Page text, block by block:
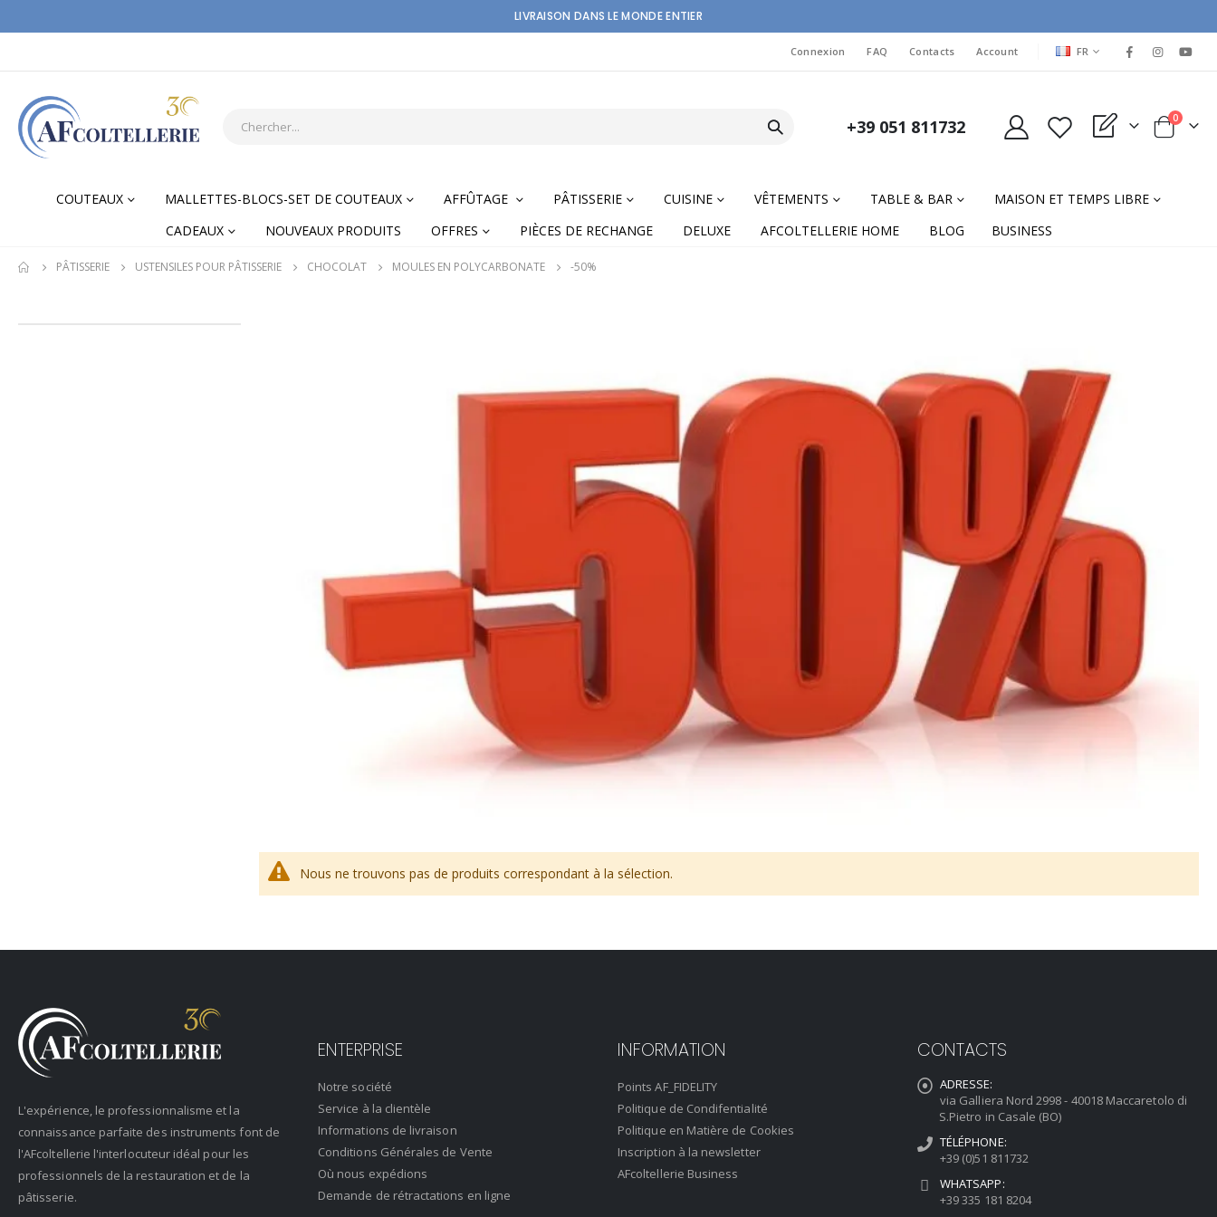
LIVRAISON DANS LE MONDE ENTIER
Connexion FAQ Contacts Account LANGUAGE
FR
+39 051 811732 My Quote Cart
0items
COUTEAUX MALLETTES-BLOCS-SET DE COUTEAUX AFFÛTAGE PÂTISSERIE CUISINE VÊTEMENTS TABLE & BAR
MAISON ET TEMPS LIBRE
CADEAUX
NOUVEAUX PRODUITS OFFRES PIÈCES DE RECHANGE DELUXE AFCOLTELLERIE HOME BLOG BUSINESS
PÂTISSERIE USTENSILES POUR PÂTISSERIE CHOCOLAT MOULES EN POLYCARBONATE -50%
Nous ne trouvons pas de produits correspondant à la sélection.
L'expérience, le professionnalisme et la
connaissance parfaite des instruments font de
l'AFcoltellerie l'interlocuteur idéal pour les
professionnels de la restauration et de la
pâtisserie.
ENTERPRISE
Notre société
Service à la clientèle
Informations de livraison
Conditions Générales de Vente
Où nous expédions
Demande de rétractations en ligne
INFORMATION
Points AF_FIDELITY
Politique de Condifentialité
Politique en Matière de Cookies
Inscription à la newsletter
AFcoltellerie Business
CONTACTS
ADRESSE:
via Galliera Nord 2998 - 40018 Maccaretolo di
S.Pietro in Casale (BO)
TÉLÉPHONE:
+39 (0)51 811732
WHATSAPP:
+39 335 181 8204